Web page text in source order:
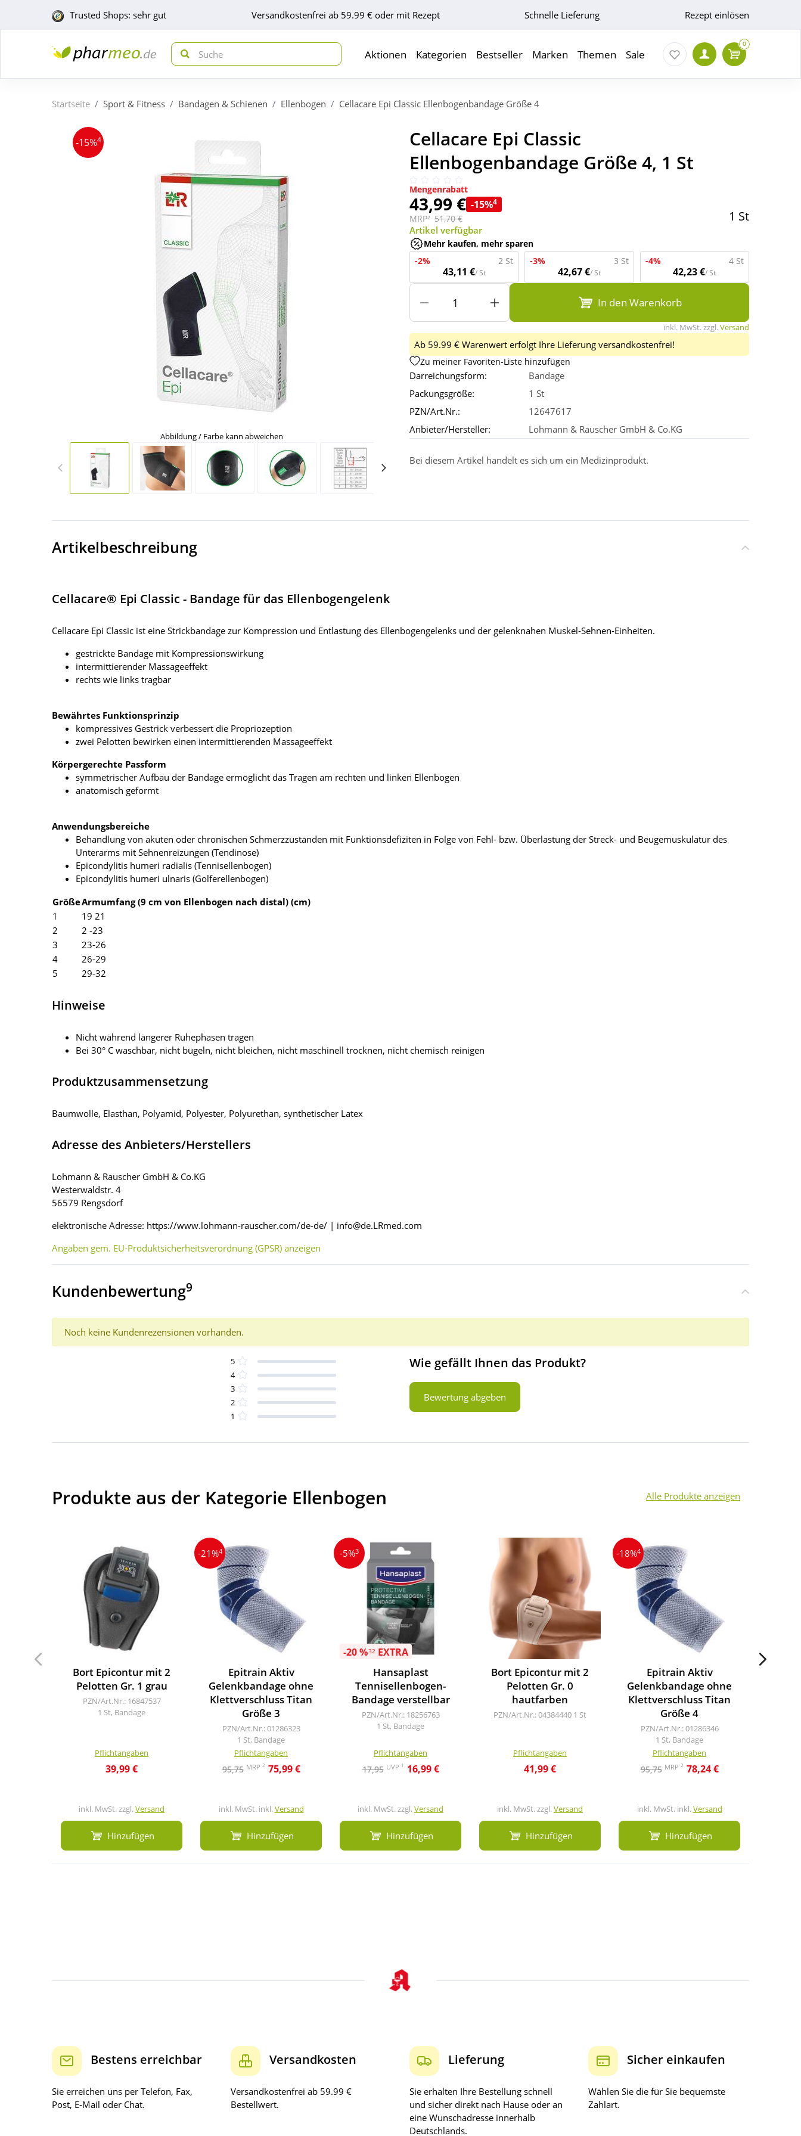
Trusted Shops: sehr gut Versandkostenfrei ab 59.99 € oder mit Rezept Schnelle Lieferung Rezept einlösen
Aktionen Kategorien Bestseller Marken Themen Sale
0
Startseite Sport & Fitness Bandagen & Schienen Ellenbogen Cellacare Epi Classic Ellenbogenbandage Größe 4
-15%4
Abbildung / Farbe kann abweichen
Cellacare Epi Classic
Ellenbogenbandage Größe 4, 1 St
Mengenrabatt
43,99 € -15%4
MRP² 51,70 € 1 St
Artikel verfügbar
Mehr kaufen, mehr sparen
-2%
2 St
43,11 €/ St
-3% 3 St
42,67 €/ St
-4% 4 St
42,23 €/ St
In den Warenkorb
inkl. MwSt. zzgl.Versand
Ab 59.99 € Warenwert erfolgt Ihre Lieferung versandkostenfrei!
Zu meiner Favoriten-Liste hinzufügen
Darreichungsform:
Bandage
Packungsgröße:
1 St
PZN/Art.Nr.:
12647617
Anbieter/Hersteller:
Lohmann & Rauscher GmbH & Co.KG
Bei diesem Artikel handelt es sich um ein Medizinprodukt.
Artikelbeschreibung
Cellacare® Epi Classic - Bandage für das Ellenbogengelenk
Cellacare Epi Classic ist eine Strickbandage zur Kompression und Entlastung des Ellenbogengelenks und der gelenknahen Muskel-Sehnen-Einheiten.
gestrickte Bandage mit Kompressionswirkung
intermittierender Massageeffekt
rechts wie links tragbar
Bewährtes Funktionsprinzip
kompressives Gestrick verbessert die Propriozeption
zwei Pelotten bewirken einen intermittierenden Massageeffekt
Körpergerechte Passform
symmetrischer Aufbau der Bandage ermöglicht das Tragen am rechten und linken Ellenbogen
anatomisch geformt
Anwendungsbereiche
Behandlung von akuten oder chronischen Schmerzzuständen mit Funktionsdefiziten in Folge von Fehl- bzw. Überlastung der Streck- und Beugemuskulatur des
Unterarms mit Sehnenreizungen (Tendinose)
Epicondylitis humeri radialis (Tennisellenbogen)
Epicondylitis humeri ulnaris (Golferellenbogen)
GrößeArmumfang (9 cm von Ellenbogen nach distal) (cm)
1
19 21
2
2 -23
3
23-26
4
26-29
5
29-32
Hinweise
Nicht während längerer Ruhephasen tragen
Bei 30° C waschbar, nicht bügeln, nicht bleichen, nicht maschinell trocknen, nicht chemisch reinigen
Produktzusammensetzung
Baumwolle, Elasthan, Polyamid, Polyester, Polyurethan, synthetischer Latex
Adresse des Anbieters/Herstellers
Lohmann & Rauscher GmbH & Co.KG
Westerwaldstr. 4
56579 Rengsdorf
elektronische Adresse: https://www.lohmann-rauscher.com/de-de/ | info@de.LRmed.com
Angaben gem. EU-Produktsicherheitsverordnung (GPSR) anzeigen
Kundenbewertung9
Noch keine Kundenrezensionen vorhanden.
5
4
3
2
1
Wie gefällt Ihnen das Produkt?
Bewertung abgeben
Produkte aus der Kategorie Ellenbogen Alle Produkte anzeigen
Bort Epicontur mit 2
Pelotten Gr. 1 grau
PZN/Art.Nr.: 16847537
1 St, Bandage
Pflichtangaben
39,99 €
inkl. MwSt. zzgl.Versand
Hinzufügen
-21%4
Epitrain Aktiv
Gelenkbandage ohne
Klettverschluss Titan
Größe 3
PZN/Art.Nr.: 01286323
1 St, Bandage
Pflichtangaben
95,75 MRP 2 75,99 €
inkl. MwSt. inkl.Versand
Hinzufügen
-5%3
-20 %32EXTRA
Hansaplast
Tennisellenbogen-
Bandage verstellbar
PZN/Art.Nr.: 18256763
1 St, Bandage
Pflichtangaben
17,95 UVP 1 16,99 €
inkl. MwSt. zzgl.Versand
Hinzufügen
Bort Epicontur mit 2
Pelotten Gr. 0
hautfarben
PZN/Art.Nr.: 04384440 1 St
Pflichtangaben
41,99 €
inkl. MwSt. zzgl.Versand
Hinzufügen
-18%4
Epitrain Aktiv
Gelenkbandage ohne
Klettverschluss Titan
Größe 4
PZN/Art.Nr.: 01286346
1 St, Bandage
Pflichtangaben
95,75 MRP 2 78,24 €
inkl. MwSt. inkl.Versand
Hinzufügen
Bestens erreichbar
Sie erreichen uns per Telefon, Fax,
Post, E-Mail oder Chat.
Versandkosten
Versandkostenfrei ab 59.99 €
Bestellwert.
Lieferung
Sie erhalten Ihre Bestellung schnell
und sicher direkt nach Hause oder an
eine Wunschadresse innerhalb
Deutschlands.
Sicher einkaufen
Wählen Sie die für Sie bequemste
Zahlart.